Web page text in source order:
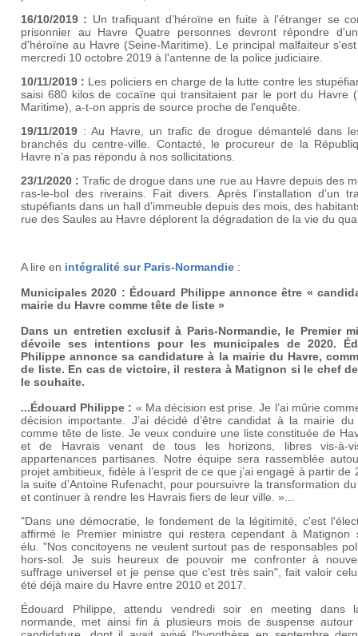
16/10/2019 : Un trafiquant d’héroïne en fuite à l’étranger se
prisonnier au Havre Quatre personnes devront répondre
d'héroïne au Havre (Seine-Maritime). Le principal malfaiteur
mercredi 10 octobre 2019 à l'antenne de la police judiciaire.
10/11/2019 : Les policiers en charge de la lutte contre les
saisi 680 kilos de cocaïne qui transitaient par le port du Havre
Maritime), a-t-on appris de source proche de l'enquête.
19/11/2019 : Au Havre, un trafic de drogue démantelé dans
branchés du centre-ville. Contacté, le procureur de la
Havre n’a pas répondu à nos sollicitations.
23/1/2020 : Trafic de drogue dans une rue au Havre depuis des
ras-le-bol des riverains. Fait divers. Après l’installation d’un
stupéfiants dans un hall d’immeuble depuis des mois, des
rue des Saules au Havre déplorent la dégradation de la vie du
A lire en intégralité sur Paris-Normandie :
Municipales 2020 : Édouard Philippe annonce être «
mairie du Havre comme tête de liste »
Dans un entretien exclusif à Paris-Normandie, le Premier
dévoile ses intentions pour les municipales de 2020.
Philippe annonce sa candidature à la mairie du Havre,
de liste. En cas de victoire, il restera à Matignon si le chef de
le souhaite.
...Édouard Philippe : « Ma décision est prise. Je l’ai mûrie
décision importante. J’ai décidé d’être candidat à la mairie du
comme tête de liste. Je veux conduire une liste constituée de
et de Havrais venant de tous les horizons, libres vis-à-
appartenances partisanes. Notre équipe sera rassemblée
projet ambitieux, fidèle à l’esprit de ce que j’ai engagé à partir de
la suite d’Antoine Rufenacht, pour poursuivre la transformation
et continuer à rendre les Havrais fiers de leur ville. »...
"Dans une démocratie, le fondement de la légitimité, c'est
affirmé le Premier ministre qui restera cependant à Matignon
élu. "Nos concitoyens ne veulent surtout pas de responsables
hors-sol. Je suis heureux de pouvoir me confronter à
suffrage universel et je pense que c'est très sain", fait valoir
été déjà maire du Havre entre 2010 et 2017.
Édouard Philippe, attendu vendredi soir en meeting dans
normande, met ainsi fin à plusieurs mois de suspense